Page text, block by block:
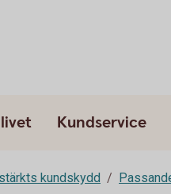
Kundservice
kundskydd